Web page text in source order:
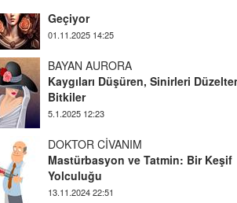
BAYAN AURORA
Kaygıları Düşüren, Sinirleri Düzelten
5.1.2025 12:23
DOKTOR CİVANIM
Mastürbasyon ve Tatmin: Bir Keşif
13.11.2024 22:51
ALİ EFENDİ
Adana At Yarışı Tahminleri | 21 Aralık